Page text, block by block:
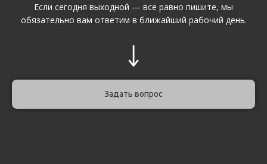
Если сегодня выходной — все равно пишите, мы
обязательно вам ответим в ближайший рабочий день.
Задать вопрос